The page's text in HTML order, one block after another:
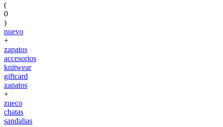
(
0
)
nuevo
+
zapatos
accesorios
knitwear
giftcard
zapatos
+
zueco
chatas
sandalias